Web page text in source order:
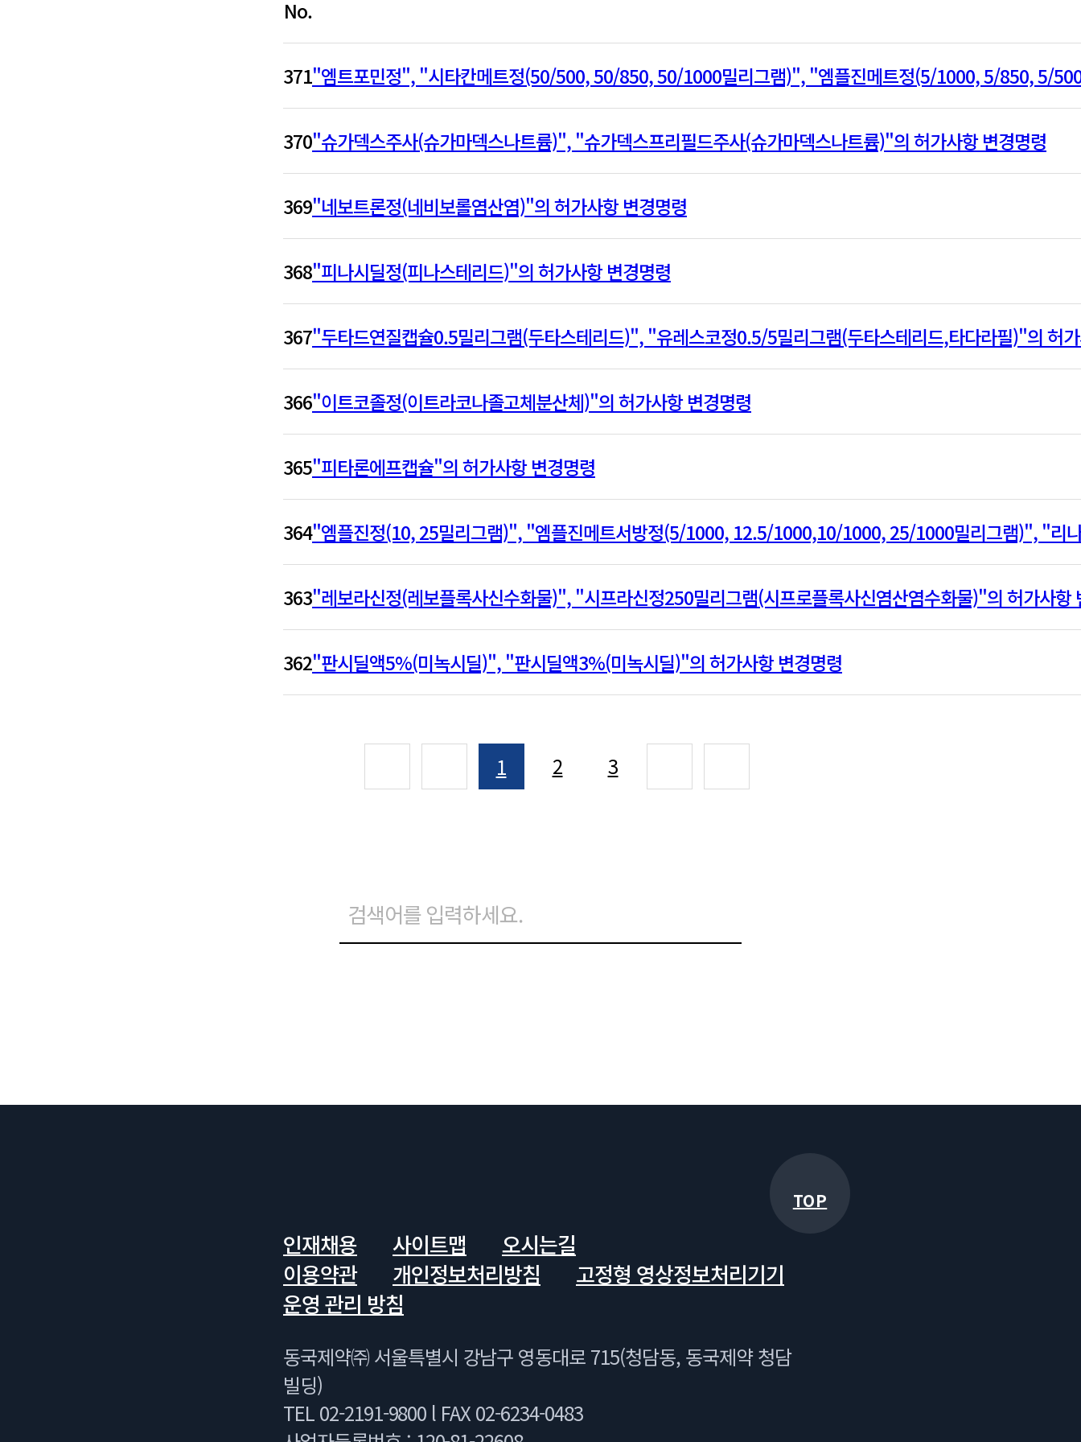
No.
371"엠트포민정", "시타칸메트정(50/500, 50/850, 50/1000밀리그램)", "엠플진메트정(5/1000, 5/850, 5/
370"슈가덱스주사(슈가마덱스나트륨)", "슈가덱스프리필드주사(슈가마덱스나트륨)"의 허가사항 변경명령
369"네보트론정(네비보롤염산염)"의 허가사항 변경명령
368"피나시딜정(피나스테리드)"의 허가사항 변경명령
367"두타드연질캡슐0.5밀리그램(두타스테리드)", "유레스코정0.5/5밀리그램(두타스테리드,타다라필)"의 허
366"이트코졸정(이트라코나졸고체분산체)"의 허가사항 변경명령
365"피타론에프캡슐"의 허가사항 변경명령
364"엠플진정(10, 25밀리그램)", "엠플진메트서방정(5/1000, 12.5/1000,10/1000, 25/1000밀리그램)", "
363"레보라신정(레보플록사신수화물)", "시프라신정250밀리그램(시프로플록사신염산염수화물)"의 허가사항
362"판시딜액5%(미녹시딜)", "판시딜액3%(미녹시딜)"의 허가사항 변경명령
1 2 3
TOP
인재채용 사이트맵
오시는길
이용약관
개인정보처리방침
고정형 영상정보처리기기
운영 관리 방침
동국제약㈜ 서울특별시 강남구 영동대로 715(청담동, 동국제약 청담
빌딩)
TEL 02-2191-9800 l FAX 02-6234-0483